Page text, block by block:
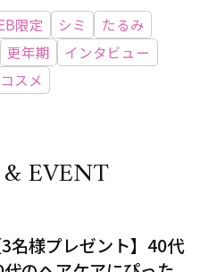
限定 シミ
たるみ
更年期
インタビュー
スメ
EVENT
3名様プレゼント】40代